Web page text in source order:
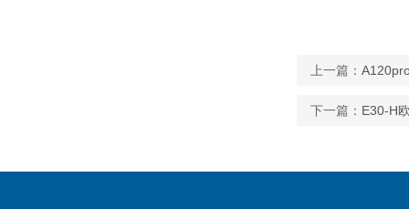
上一篇：
下一篇： E30-H